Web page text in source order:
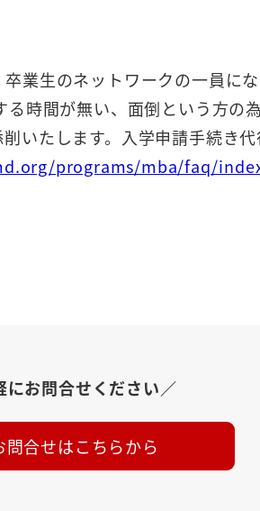
業生のネットワークの一員に
時間が無い、面倒という方の
いたします。入学申請手続き
programs/mba/faq/
にお問合せください／
問合せはこちらから